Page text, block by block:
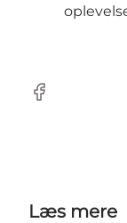
Facebook
Læs mere